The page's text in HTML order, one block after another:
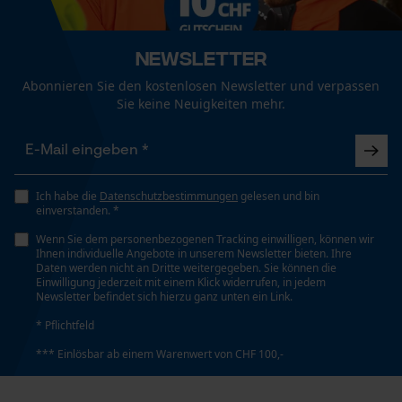
Reflektierende Logos und Applikationen
Taschentyp
Reißverschlusstaschen, Brusttasche, Seitentaschen,
Innentaschen
Tragegefühl
Hängend trocknen
Waschen 40 °C
Pflegehinweise
Folgen Sie den Pflegehinweisen auf dem Etikett., Mit
ähnlichen Farben waschen
Newsletter
Abonnieren Sie den kostenlosen Newsletter und verpassen
Sie keine Neuigkeiten mehr.
Ich habe die Datenschutzbestimmungen gelesen und bin
einverstanden. *
Wenn Sie dem personenbezogenen Tracking einwilligen, können wir
Ihnen individuelle Angebote in unserem Newsletter bieten. Ihre
Daten werden nicht an Dritte weitergegeben. Sie können die
Einwilligung jederzeit mit einem Klick widerrufen, in jedem
Newsletter befindet sich hierzu ganz unten ein Link.
* Pflichtfeld
*** Einlösbar ab einem Warenwert von CHF 100,-
Funktionale Cookies
Loop54 Personalization
Persönliche Begrüßung
YouTube-Videos
Google Maps